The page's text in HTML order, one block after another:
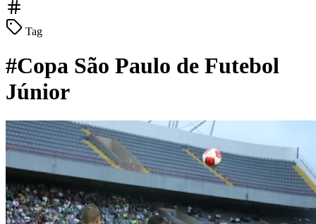
Para Sua Empresa
Cadastrar Empresa
Divulgar Vagas
Publicidade Legal
Eleições
Esportes
Saúde
Segurança
Cultura
Meio Ambiente
Obras
Educação
Tag
#Copa São Paulo de Futebol
Júnior